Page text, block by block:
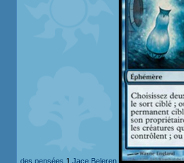
des pensées 1 Jace Beleren